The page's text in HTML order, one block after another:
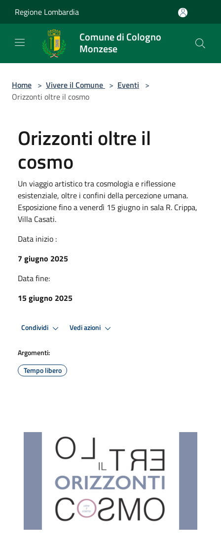
Regione Lombardia
Comune di Cologno
Monzese
Home > Vivere il Comune > Eventi >
Orizzonti oltre il cosmo
Orizzonti oltre il
cosmo
Un viaggio artistico tra cosmologia e riflessione
esistenziale, oltre i confini della percezione umana.
Esposizione fino a venerdì 15 giugno in sala R. Crippa,
Villa Casati.
Data inizio :
7 giugno 2025
Data fine:
15 giugno 2025
Condividi Vedi azioni
Argomenti:
Tempo libero